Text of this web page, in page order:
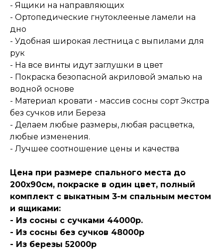
- Ящики на направляющих
- Ортопедические гнутоклееные ламели на
дно
- Удобная широкая лестница с выпилами для
рук
- На все винты идут заглушки в цвет
- Покраска безопасной акриловой эмалью на
водной основе
- Материал кровати - массив сосны сорт Экстра
без сучков или Береза
- Делаем любые размеры, любая расцветка,
любые изменения.
- Лучшее соотношение цены и качества
Цена при размере спального места до
200х90см, покраске в один цвет, полный
комплект с выкатным 3-м спальным местом
и ящиками:
- Из сосны с сучками 44000р.
- Из сосны без сучков 48000р
- Из березы 52000р